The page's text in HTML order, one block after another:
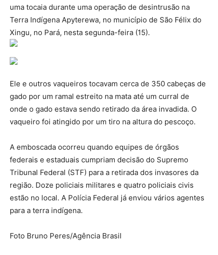
uma tocaia durante uma operação de desintrusão na
Terra Indígena Apyterewa, no município de São Félix do
Xingu, no Pará, nesta segunda-feira (15).
Ele e outros vaqueiros tocavam cerca de 350 cabeças de
gado por um ramal estreito na mata até um curral de
onde o gado estava sendo retirado da área invadida. O
vaqueiro foi atingido por um tiro na altura do pescoço.
A emboscada ocorreu quando equipes de órgãos
federais e estaduais cumpriam decisão do Supremo
Tribunal Federal (STF) para a retirada dos invasores da
região. Doze policiais militares e quatro policiais civis
estão no local. A Polícia Federal já enviou vários agentes
para a terra indígena.
Foto Bruno Peres/Agência Brasil